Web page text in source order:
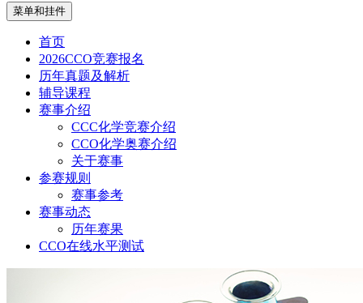
菜单和挂件
首页
2026CCO竞赛报名
历年真题及解析
辅导课程
赛事介绍
CCC化学竞赛介绍
CCO化学奥赛介绍
关于赛事
参赛规则
赛事参考
赛事动态
历年赛果
CCO在线水平测试